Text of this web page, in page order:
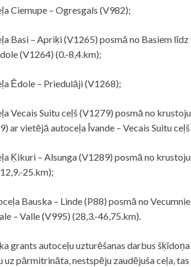
Ciemupe – Ogresgals (V982);
Basi – Apriķi (V1265) posmā no Basiem
(V1264) (0.-8,4.km);
Ēdole – Priedulāji (V1268);
Vecais Suitu ceļš (V1279) posmā no
ar vietējā autoceļa Īvande – Vecais Suitu
Ķikuri – Alsunga (V1289) posmā no
25.km);
Bauska – Linde (P88) posmā no
– Valle (V995) (28,3.-46,75.km).
grants autoceļu uzturēšanas darbus
uz pārmitrināta, nestspēju zaudējuša ceļa,